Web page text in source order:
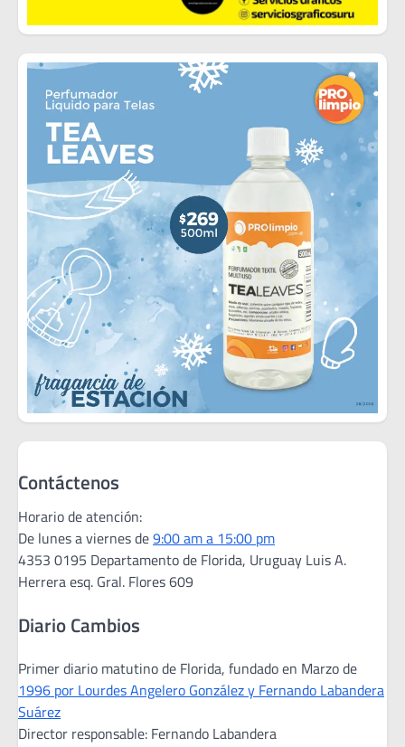
Contáctenos
Horario de atención:
De lunes a viernes de9:00 am a 15:00 pm
4353 0195 Departamento de Florida, Uruguay Luis A.
Herrera esq. Gral. Flores 609
Diario Cambios
Primer diario matutino de Florida, fundado en Marzo de
1996 por Lourdes Angelero González y Fernando Labandera
Suárez
Director responsable: Fernando Labandera